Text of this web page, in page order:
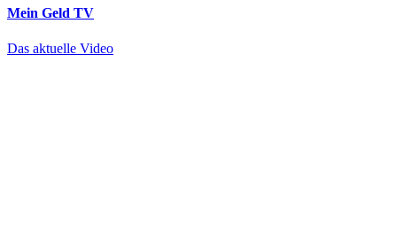
Mein Geld TV
Das aktuelle Video